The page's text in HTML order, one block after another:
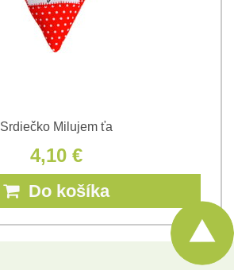
Srdiečko Milujem ťa
4,10 €
Do košíka